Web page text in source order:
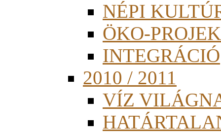
NÉPI
ÖKO-
INTEGRÁCIÓ
2010 / 2011
VÍZ